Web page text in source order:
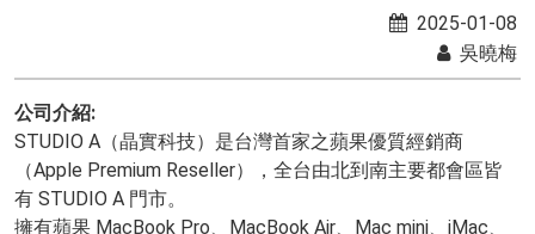
2025-01-08
吳曉梅
公司介紹:
STUDIO A （晶實科技）是台灣首家之蘋果優質經銷商
（Apple Premium Reseller），全台由北到南主要都會區皆
有 STUDIO A 門市。
擁有蘋果 MacBook Pro、MacBook Air、Mac mini、iMac、